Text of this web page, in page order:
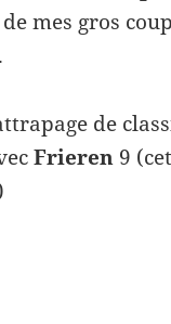
mes gros
de
Frieren 9